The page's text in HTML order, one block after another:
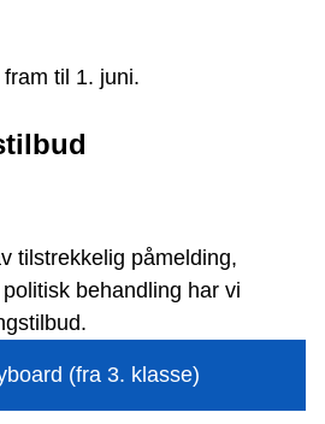
til 1. juni.
tilstrekkelig påmelding,
behandling har vi
(fra 3. klasse)